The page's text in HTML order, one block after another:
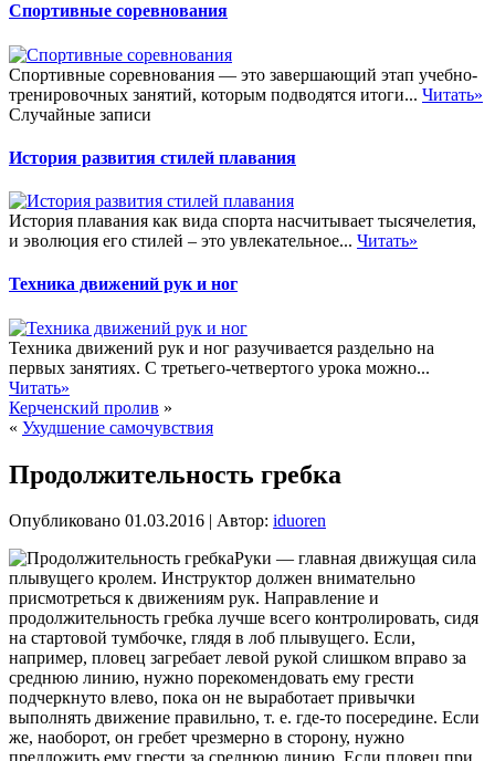
Спортивные соревнования
Спортивные соревнования — это завершающий этап учебно-
тренировочных занятий, которым подводятся итоги... Читать»
Случайные записи
История развития стилей плавания
История плавания как вида спорта насчитывает тысячелетия,
и эволюция его стилей – это увлекательное... Читать»
Техника движений рук и ног
Техника движений рук и ног разучивается раздельно на
первых занятиях. С третьего-четвертого урока можно...
Читать»
Керченский пролив »
« Ухудшение самочувствия
Продолжительность гребка
Опубликовано 01.03.2016 Автор: iduoren
Руки — главная движущая сила
плывущего кролем. Инструктор должен внимательно
присмотреться к движениям рук. Направление и
продолжительность гребка лучше всего контролировать, сидя
на стартовой тумбочке, глядя в лоб плывущего. Если,
например, пловец загребает левой рукой слишком вправо за
среднюю линию, нужно порекомендовать ему грести
подчеркнуто влево, пока он не выработает привычки
выполнять движение правильно, т. е. где-то посередине. Если
же, наоборот, он гребет чрезмерно в сторону, нужно